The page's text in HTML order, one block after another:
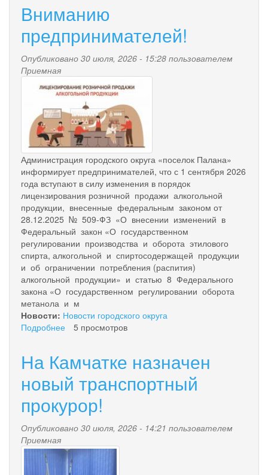
ТУ
сообщает
Вниманию
предпринимателей!
Опубликовано 30 июля, 2026 - 15:28 пользователем
Приемная
licenzirovanie.jpg
Администрация городского округа «поселок Палана»
информирует предпринимателей, что с 1 сентября 2026
года вступают в силу изменения в порядок
лицензирования розничной продажи алкогольной
продукции, внесенные федеральным законом от
28.12.2025 № 509-ФЗ «О внесении изменений в
Федеральный закон «О государственном
регулировании производства и оборота этилового
спирта, алкогольной и спиртосодержащей продукции
и об ограничении потребления (распития)
алкогольной продукции» и статью 8 Федерального
закона «О государственном регулировании оборота
метанола и м
Новости: Новости городского округа
Подробнее
5 просмотров
На Камчатке назначен
новый транспортный
прокурор!
Опубликовано 30 июля, 2026 - 14:21 пользователем
Приемная
koloshuk_roman.jpg